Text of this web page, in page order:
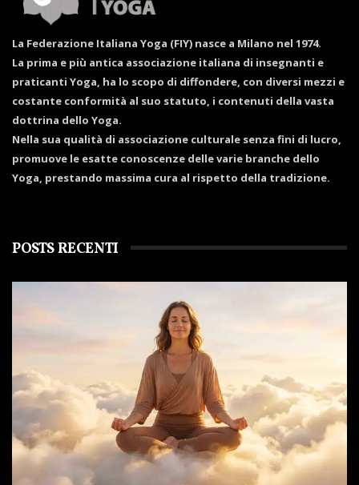
La Federazione Italiana Yoga (FIY) nasce a Milano nel 1974.
La prima e più antica associazione italiana di insegnanti e
praticanti Yoga, ha lo scopo di diffondere, con diversi mezzi e
costante conformità al suo statuto, i contenuti della vasta
dottrina dello Yoga.
Nella sua qualità di associazione culturale senza fini di lucro,
promuove le esatte conoscenze delle varie branche dello
Yoga, prestando massima cura al rispetto della tradizione.
POSTS RECENTI